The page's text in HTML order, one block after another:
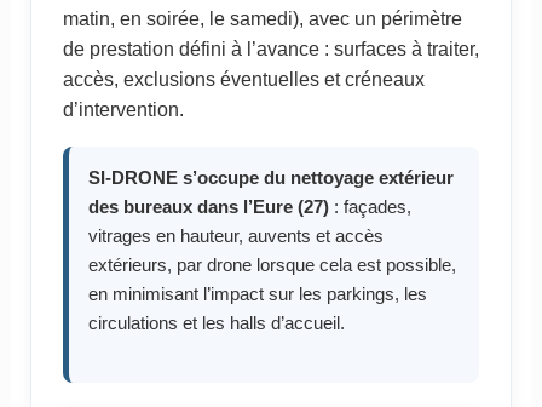
matin, en soirée, le samedi), avec un périmètre
de prestation défini à l’avance : surfaces à traiter,
accès, exclusions éventuelles et créneaux
d’intervention.
SI-DRONE s’occupe du nettoyage extérieur
des bureaux dans l’Eure (27): façades,
vitrages en hauteur, auvents et accès
extérieurs, par drone lorsque cela est possible,
en minimisant l’impact sur les parkings, les
circulations et les halls d’accueil.